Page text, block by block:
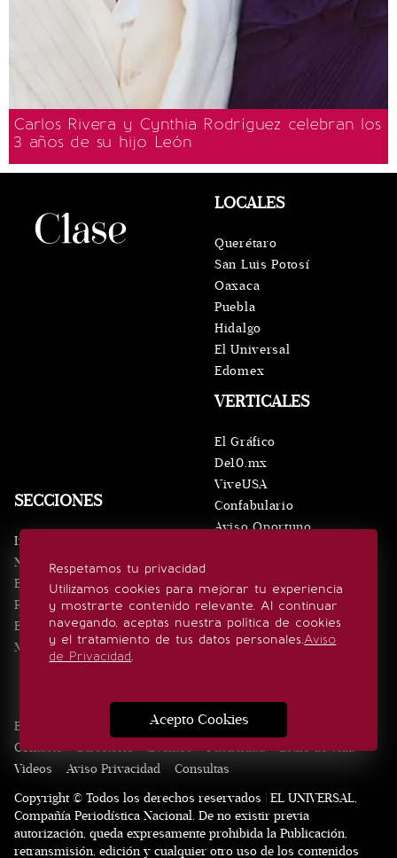
Carlos Rivera y Cynthia Rodríguez celebran los
3 años de su hijo León
Respetamos tu privacidad
Utilizamos cookies para mejorar tu experiencia
y mostrarte contenido relevante. Al continuar
navegando, aceptas nuestra política de cookies
y el tratamiento de tus datos personales.Aviso
de Privacidad.
Acepto Cookies
SECCIONES
Inicio
Noticias
Eventos
Realeza
Estilo de vida
Minuto x Minuto
VERTICALES
El Gráfico
De10.mx
ViveUSA
Confabulario
Aviso Oportuno
LOCALES
Querétaro
San Luis Potosí
Oaxaca
Puebla
Hidalgo
El Universal
Edomex
SÍGUENOS
Edición Impresa Noticias Quiénes somos
Contacto
Directorio Eventos Publicidad
Estilo de vida
Videos
Aviso Privacidad
Consultas
Copyright © Todos los derechos reservados | EL UNIVERSAL,
Compañía Periodística Nacional. De no existir previa
autorización, queda expresamente prohibida la Publicación,
retransmisión, edición y cualquier otro uso de los contenidos